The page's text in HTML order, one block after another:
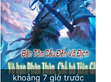
khoảng 7 giờ trước